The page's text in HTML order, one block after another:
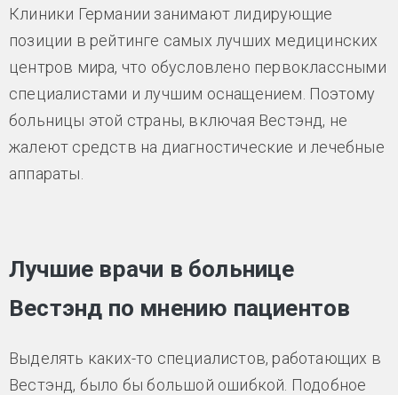
Клиники Германии занимают лидирующие
позиции в рейтинге самых лучших медицинских
центров мира, что обусловлено первоклассными
специалистами и лучшим оснащением. Поэтому
больницы этой страны, включая Вестэнд, не
жалеют средств на диагностические и лечебные
аппараты.
Лучшие врачи в больнице
Вестэнд по мнению пациентов
Выделять каких-то специалистов, работающих в
Вестэнд, было бы большой ошибкой. Подобное